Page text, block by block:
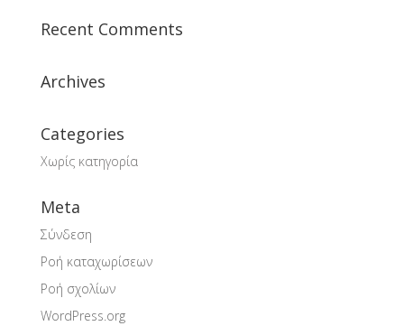
Recent Comments
Archives
Categories
Χωρίς κατηγορία
Meta
Σύνδεση
Ροή καταχωρίσεων
Ροή σχολίων
WordPress.org